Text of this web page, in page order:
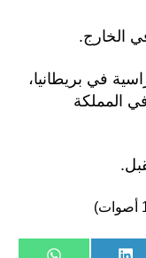
الخارج.
في بريطانيا،
المملكة